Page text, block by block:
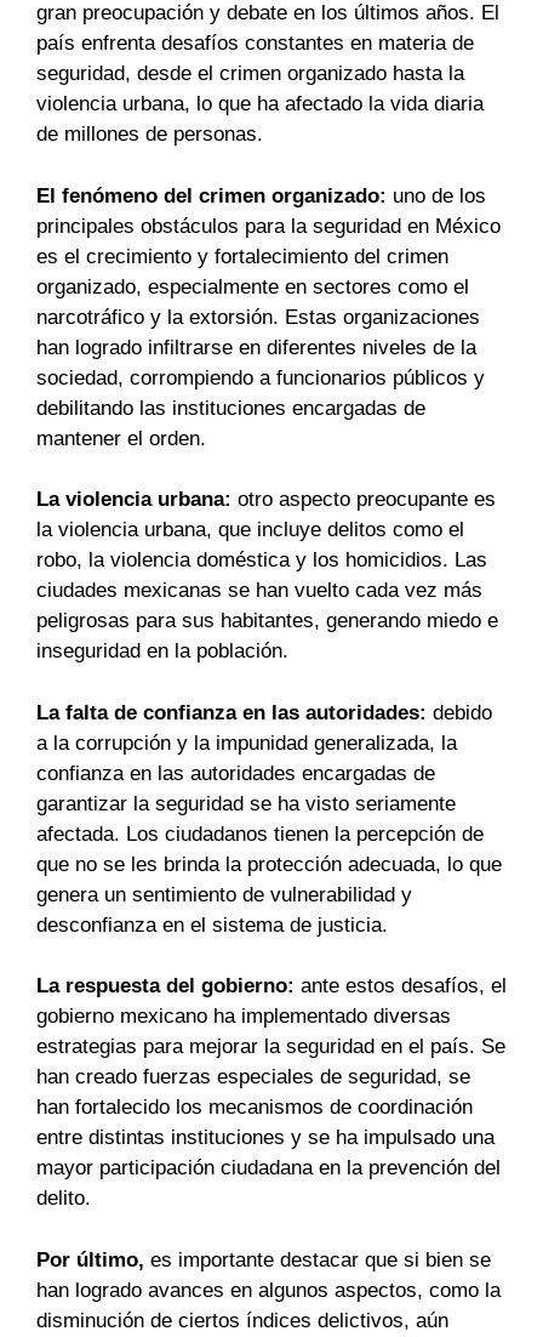
gran preocupación y debate en los últimos años. El
país enfrenta desafíos constantes en materia de
seguridad, desde el crimen organizado hasta la
violencia urbana, lo que ha afectado la vida diaria
de millones de personas.
El fenómeno del crimen organizado: uno de los
principales obstáculos para la seguridad en México
es el crecimiento y fortalecimiento del crimen
organizado, especialmente en sectores como el
narcotráfico y la extorsión. Estas organizaciones
han logrado infiltrarse en diferentes niveles de la
sociedad, corrompiendo a funcionarios públicos y
debilitando las instituciones encargadas de
mantener el orden.
La violencia urbana: otro aspecto preocupante es
la violencia urbana, que incluye delitos como el
robo, la violencia doméstica y los homicidios. Las
ciudades mexicanas se han vuelto cada vez más
peligrosas para sus habitantes, generando miedo e
inseguridad en la población.
La falta de confianza en las autoridades: debido
a la corrupción y la impunidad generalizada, la
confianza en las autoridades encargadas de
garantizar la seguridad se ha visto seriamente
afectada. Los ciudadanos tienen la percepción de
que no se les brinda la protección adecuada, lo que
genera un sentimiento de vulnerabilidad y
desconfianza en el sistema de justicia.
La respuesta del gobierno: ante estos desafíos, el
gobierno mexicano ha implementado diversas
estrategias para mejorar la seguridad en el país. Se
han creado fuerzas especiales de seguridad, se
han fortalecido los mecanismos de coordinación
entre distintas instituciones y se ha impulsado una
mayor participación ciudadana en la prevención del
delito.
Por último, es importante destacar que si bien se
han logrado avances en algunos aspectos, como la
disminución de ciertos índices delictivos, aún